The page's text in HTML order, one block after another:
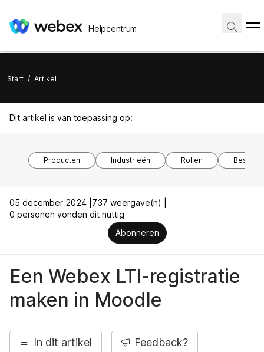
Helpcentrum
Start / Artikel
Dit artikel is van toepassing op:
Producten Industrieën Rollen
05 december 2024 | 737 weergave(n) |
0 personen vonden dit nuttig
Abonneren
Een Webex LTI-registratie
maken in Moodle
In dit artikel Feedback?